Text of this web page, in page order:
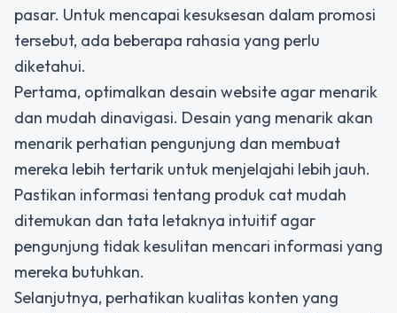
pasar. Untuk mencapai kesuksesan dalam promosi
tersebut, ada beberapa rahasia yang perlu
diketahui.
Pertama, optimalkan desain website agar menarik
dan mudah dinavigasi. Desain yang menarik akan
menarik perhatian pengunjung dan membuat
mereka lebih tertarik untuk menjelajahi lebih jauh.
Pastikan informasi tentang produk cat mudah
ditemukan dan tata letaknya intuitif agar
pengunjung tidak kesulitan mencari informasi yang
mereka butuhkan.
Selanjutnya, perhatikan kualitas konten yang